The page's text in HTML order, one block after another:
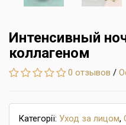
Интенсивный
коллагеном
0 отзывов /
Категорії: Уход за лицом,